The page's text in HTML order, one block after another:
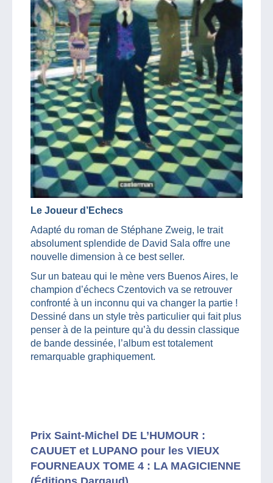
Le Joueur d’Echecs
Adapté du roman de Stéphane Zweig, le trait
absolument splendide de David Sala offre une
nouvelle dimension à ce best seller.
Sur un bateau qui le mène vers Buenos Aires, le
champion d’échecs Czentovich va se retrouver
confronté à un inconnu qui va changer la partie !
Dessiné dans un style très particulier qui fait plus
penser à de la peinture qu’à du dessin classique
de bande dessinée, l’album est totalement
remarquable graphiquement.
Prix Saint-Michel DE L’HUMOUR :
CAUUET et LUPANO pour les VIEUX
FOURNEAUX TOME 4 : LA MAGICIENNE